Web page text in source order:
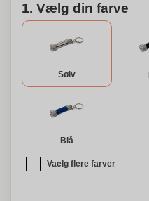
1. Vælg din farve
Sølv
Blå
Vaelg flere farver